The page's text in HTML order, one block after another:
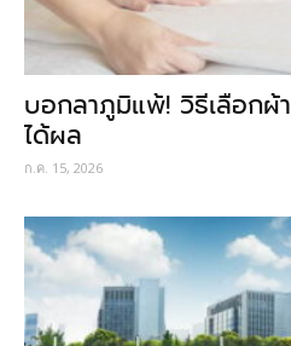
บอกลาภูมิแพ้! วิธีเลือกผ้
ได้ผล
ก.ค. 15, 2026